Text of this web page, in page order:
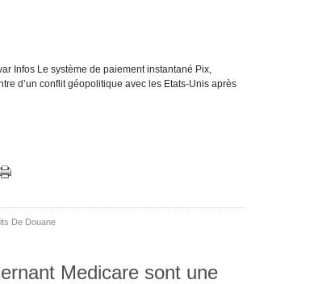
Infos Le système de paiement instantané Pix,
d’un conflit géopolitique avec les Etats-Unis après
De Douane
Medicare sont une